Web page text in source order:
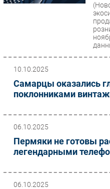
10.10.2025
Самарцы оказались
поклонниками
06.10.2025
Пермяки не готовы
легендарными
06.10.2025